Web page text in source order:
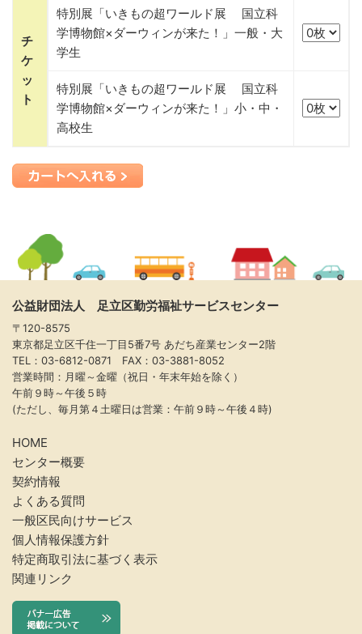
チ
ケ
ッ
ト
特別展「いきもの超ワールド展 国立科
学博物館×ダーウィンが来た！」一般・大
学生
特別展「いきもの超ワールド展 国立科
学博物館×ダーウィンが来た！」小・中・
高校生
公益財団法人 足立区勤労福祉サービスセンター
〒120-8575
東京都足立区千住一丁目5番7号 あだち産業センター2階
TEL：03-6812-0871 FAX：03-3881-8052
営業時間：月曜～金曜（祝日・年末年始を除く）
午前９時～午後５時
(ただし、毎月第４土曜日は営業：午前９時～午後４時)
HOME
センター概要
契約情報
よくある質問
一般区民向けサービス
個人情報保護方針
特定商取引法に基づく表示
関連リンク